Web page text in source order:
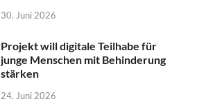
30. Juni 2026
Projekt will digitale Teilhabe für
junge Menschen mit Behinderung
stärken
24. Juni 2026